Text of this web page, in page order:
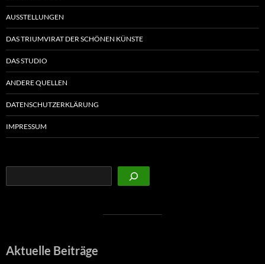
AUSSTELLUNGEN
DAS TRIUMVIRAT DER SCHÖNEN KÜNSTE
DAS STUDIO
ANDERE QUELLEN
DATENSCHUTZERKLÄRUNG
IMPRESSUM
Aktuelle Beiträge